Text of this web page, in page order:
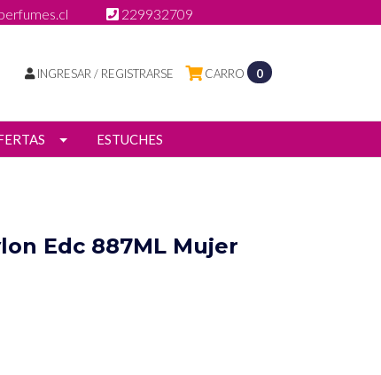
229932709
CARRO 0
INGRESAR / REGISTRARSE
ESTUCHES
Edc 887ML Mujer